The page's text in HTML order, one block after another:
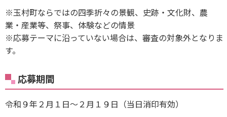
※玉村町ならではの四季折々の景観、史跡・文化財、農
業・産業等、祭事、体験などの情景
※応募テーマに沿っていない場合は、審査の対象外となりま
す。
応募期間
令和９年２月１日～２月１９日（当日消印有効）